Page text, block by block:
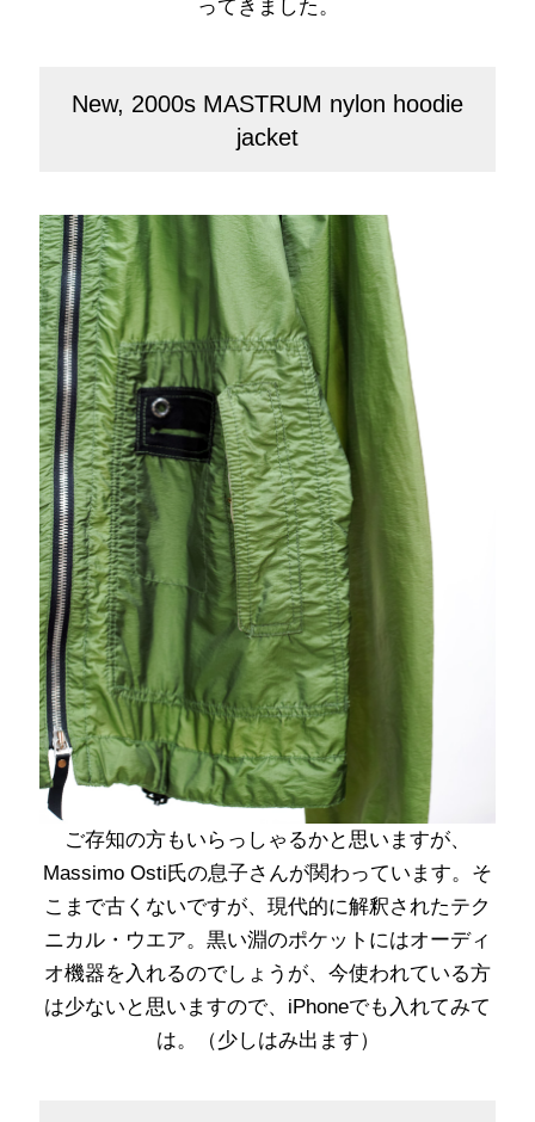
ってきました。
New, 2000s MASTRUM nylon hoodie
jacket
ご存知の方もいらっしゃるかと思いますが、
Massimo Osti氏の息子さんが関わっています。そ
こまで古くないですが、現代的に解釈されたテク
ニカル・ウエア。黒い淵のポケットにはオーディ
オ機器を入れるのでしょうが、今使われている方
は少ないと思いますので、iPhoneでも入れてみて
は。（少しはみ出ます）